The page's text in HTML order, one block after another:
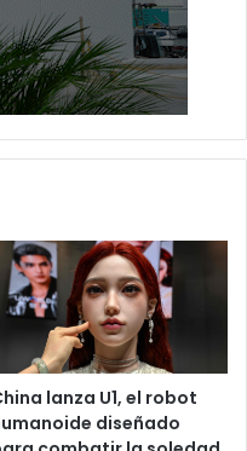
lanza U1, el robot
diseñado